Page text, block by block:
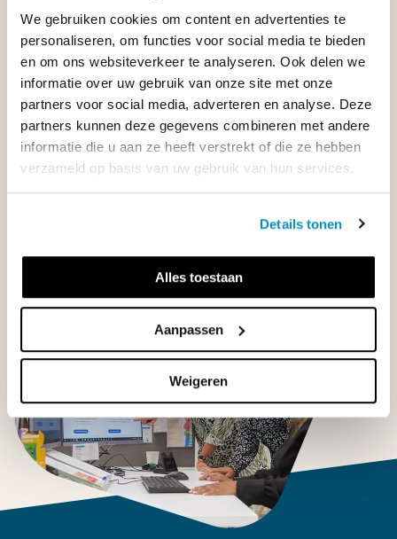
We gebruiken cookies om content en advertenties te
personaliseren, om functies voor social media te bieden
en om ons websiteverkeer te analyseren. Ook delen we
informatie over uw gebruik van onze site met onze
partners voor social media, adverteren en analyse. Deze
partners kunnen deze gegevens combineren met andere
informatie die u aan ze heeft verstrekt of die ze hebben
verzameld op basis van uw gebruik van hun services.
Details tonen
Alles toestaan
Aanpassen
Weigeren
033-4483000
Maandag t/m vrijdag | 08.00 - 17.00 uur
Klantenservice